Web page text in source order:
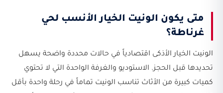
متى يكون الونيت الخيار الأنسب لحي
غرناطة؟
الونيت الخيار الأذكى اقتصادياً في حالات محددة واضحة يسهل
تحديدها قبل الحجز. الاستوديو والغرفة الواحدة التي لا تحتوي
كميات كبيرة من الأثاث تناسب الونيت تماماً في رحلة واحدة بأقل